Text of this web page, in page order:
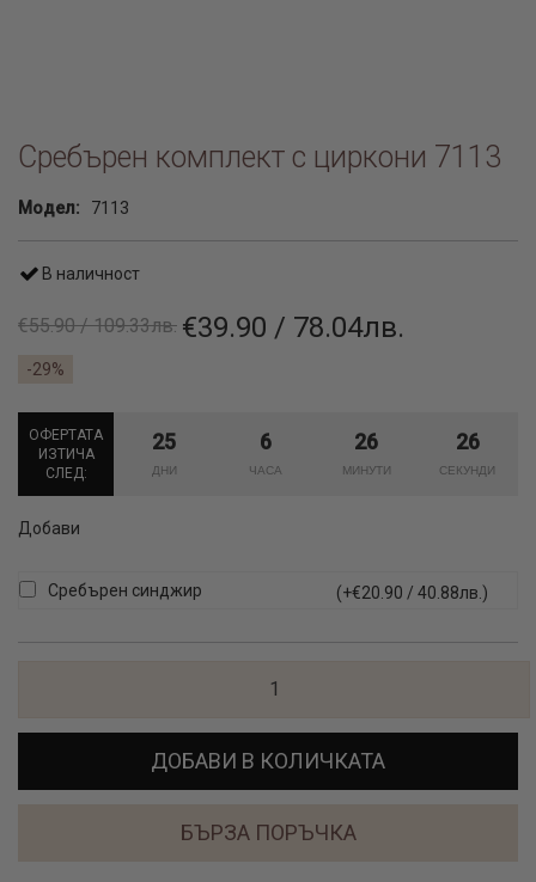
Сребърен комплект с циркони 7113
Модел: 7113
В наличност
€55.90 / 109.33лв. €39.90 / 78.04лв.
-29%
ОФЕРТАТА
ИЗТИЧА
СЛЕД:
25 6 26 26
Добави
Сребърен синджир (+€20.90 / 40.88лв.)
ДОБАВИ В КОЛИЧКАТА
БЪРЗА ПОРЪЧКА